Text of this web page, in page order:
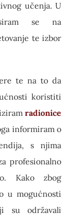
učenja. U
se na
te izbor
te na to da
koristiti
radionice
informiram o
s njima
profesionalno
Kako zbog
u mogućnosti
su održavali